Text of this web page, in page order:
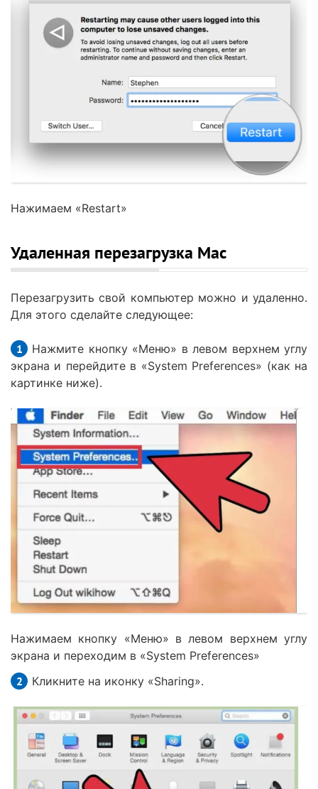
Нажимаем «Restart»
Удаленная перезагрузка Mac
Перезагрузить свой компьютер можно и удаленно.
Для этого сделайте следующее:
Нажмите кнопку «Меню» в левом верхнем углу
экрана и перейдите в «System Preferences» (как на
картинке ниже).
Нажимаем кнопку «Меню» в левом верхнем углу
экрана и переходим в «System Preferences»
Кликните на иконку «Sharing».